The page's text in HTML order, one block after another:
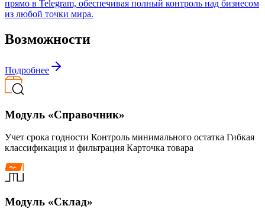
прямо в Telegram, обеспечивая полный контроль над бизнесом
из любой точки мира.
Возможности
Подробнее
Модуль «Справочник»
Учет срока годности Контроль минимального остатка Гибкая
классификация и фильтрация Карточка товара
Модуль «Склад»